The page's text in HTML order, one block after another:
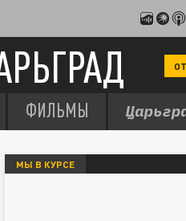
ФИЛЬМЫ
МЫ В КУРСЕ